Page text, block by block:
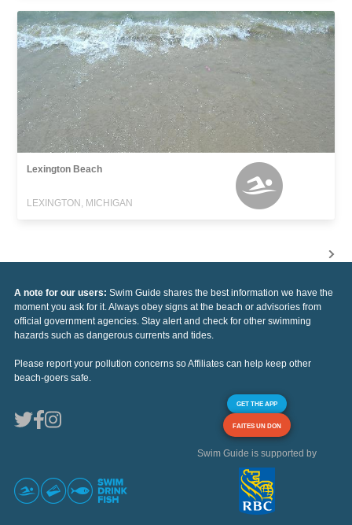
Lexington Beach
LEXINGTON, MICHIGAN
A note for our users: Swim Guide shares the best information we have the
moment you ask for it. Always obey signs at the beach or advisories from
official government agencies. Stay alert and check for other swimming
hazards such as dangerous currents and tides.
Please report your pollution concerns so Affiliates can help keep other
beach-goers safe.
GET THE APP
FAITES UN DON
Swim Guide is supported by